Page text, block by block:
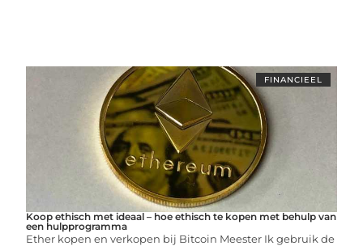
FINANCIEEL
Koop ethisch met ideaal – hoe ethisch te kopen met behulp van
een hulpprogramma
Ether kopen en verkopen bij Bitcoin Meester Ik gebruik de